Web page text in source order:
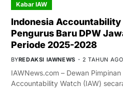
Kabar IAW
Indonesia
Pengurus Baru DPW
Periode 2025-2028
BYREDAKSI IAWNEWS 2 TAHUN AGO
IAWNews.com – Dewan
Accountability Watch (IAW)